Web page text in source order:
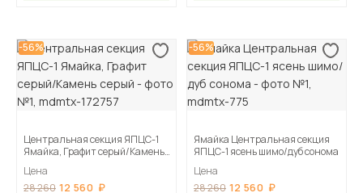
-56%
Центральная секция ЯПЦС-1
Ямайка, Графит серый/Камень
Цена
28 260 12 560
-56%
Ямайка Центральная секция
ЯПЦС-1 ясень шимо/дуб сонома
Цена
28 260 12 560